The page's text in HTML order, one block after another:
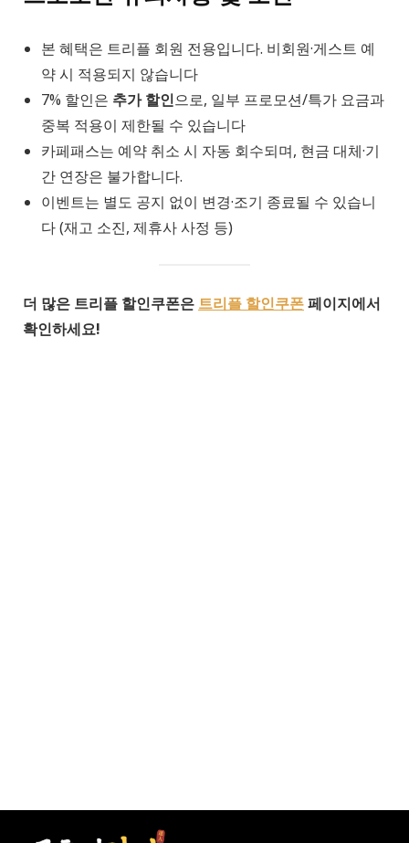
본 혜택은 트리플 회원 전용입니다. 비회원·게스트 예
약 시 적용되지 않습니다
7% 할인은 추가 할인으로, 일부 프로모션/특가 요금과
중복 적용이 제한될 수 있습니다
카페패스는 예약 취소 시 자동 회수되며, 현금 대체·기
간 연장은 불가합니다.
이벤트는 별도 공지 없이 변경·조기 종료될 수 있습니
다 (재고 소진, 제휴사 사정 등)
더 많은 트리플 할인쿠폰은 트리플 할인쿠폰페이지에서
확인하세요!